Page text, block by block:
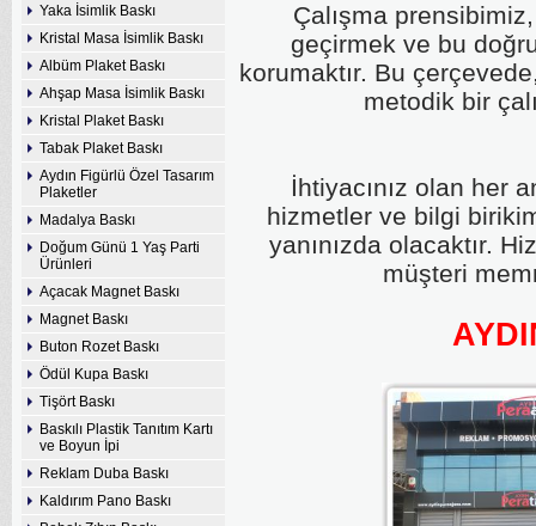
Yaka İsimlik Baskı
Kristal Masa İsimlik Baskı
Albüm Plaket Baskı
Ahşap Masa İsimlik Baskı
Kristal Plaket Baskı
Tabak Plaket Baskı
Aydın Figürlü Özel Tasarım
Plaketler
Madalya Baskı
Doğum Günü 1 Yaş Parti
Ürünleri
Açacak Magnet Baskı
Magnet Baskı
Buton Rozet Baskı
Ödül Kupa Baskı
Tişört Baskı
Baskılı Plastik Tanıtım Kartı
ve Boyun İpi
Reklam Duba Baskı
Kaldırım Pano Baskı
Çalışma prensibimiz,
geçirmek ve bu
korumaktır. Bu
metodik bir
İhtiyacınız olan her
hizmetler ve bilgi
yanınızda olacaktır.
müşteri